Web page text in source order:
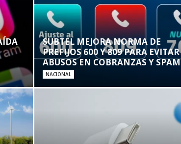
SUBTEL MEJORA NORMA DE
PREFIJOS 600 Y 809 PARA EVITAR
ABUSOS EN COBRANZAS Y SPAM
NACIONAL